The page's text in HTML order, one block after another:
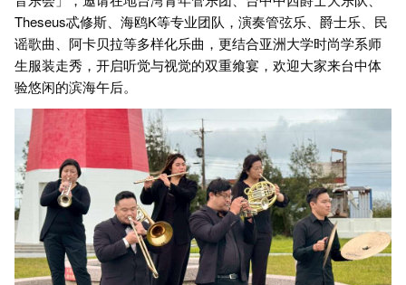
Theseus忒修斯、海鸥K等专业团队，演奏管弦乐、爵士乐、民
谣歌曲、阿卡贝拉等多样化乐曲，更结合亚洲大学时尚学系师
生服装走秀，开启听觉与视觉的双重飨宴，欢迎大家来台中体
验悠闲的滨海午后。